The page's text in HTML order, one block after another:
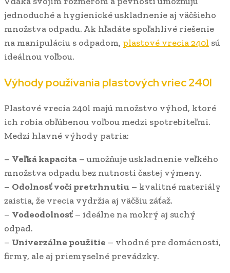
jednoduché a hygienické uskladnenie aj väčšieho
množstva odpadu. Ak hľadáte spoľahlivé riešenie
na manipuláciu s odpadom, plastové vrecia 240l sú
ideálnou voľbou.
Výhody používania plastových vriec 240l
Plastové vrecia 240l majú množstvo výhod, ktoré
ich robia obľúbenou voľbou medzi spotrebiteľmi.
Medzi hlavné výhody patria:
– Veľká kapacita – umožňuje uskladnenie veľkého
množstva odpadu bez nutnosti častej výmeny.
– Odolnosť voči pretrhnutiu – kvalitné materiály
zaistia, že vrecia vydržia aj väčšiu záťaž.
– Vodeodolnosť – ideálne na mokrý aj suchý
odpad.
– Univerzálne použitie – vhodné pre domácnosti,
firmy, ale aj priemyselné prevádzky.